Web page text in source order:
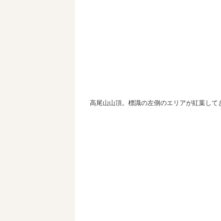
高尾山山頂。標識の左側のエリアが紅葉して